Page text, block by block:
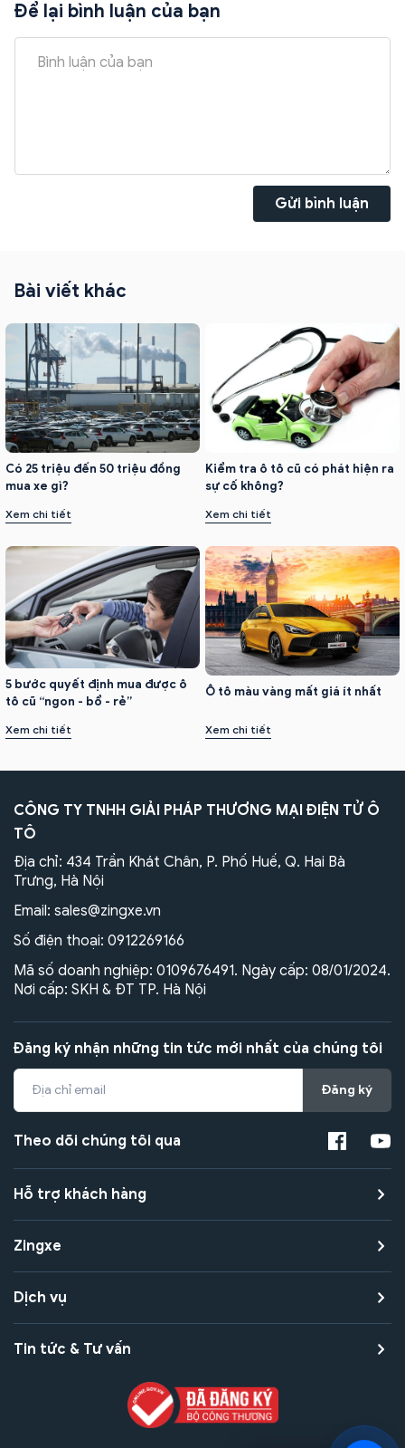
Để lại bình luận của bạn
Gửi bình luận
Bài viết khác
Có 25 triệu đến 50 triệu đồng
mua xe gì?
Xem chi tiết
Kiểm tra ô tô cũ có phát hiện ra
sự cố không?
Xem chi tiết
5 bước quyết định mua được ô
tô cũ “ngon - bổ - rẻ”
Xem chi tiết
Ô tô màu vàng mất giá ít nhất
Xem chi tiết
CÔNG TY TNHH GIẢI PHÁP THƯƠNG MẠI ĐIỆN TỬ Ô
TÔ
Địa chỉ: 434 Trần Khát Chân, P. Phố Huế, Q. Hai Bà
Trưng, Hà Nội
Email: sales@zingxe.vn
Số điện thoại: 0912269166
Mã số doanh nghiệp: 0109676491. Ngày cấp: 08/01/2024.
Nơi cấp: SKH & ĐT TP. Hà Nội
Đăng ký nhận những tin tức mới nhất của chúng tôi
Đăng ký
Theo dõi chúng tôi qua
Hỗ trợ khách hàng
Zingxe
Dịch vụ
Tin tức & Tư vấn